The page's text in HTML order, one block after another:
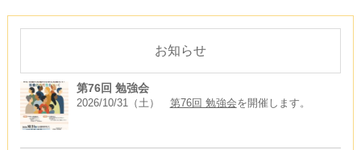
お知らせ
第76回 勉強会
2026/10/31（土） 第76回 勉強会を開催します。